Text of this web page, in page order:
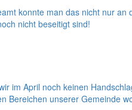
konnte man das nicht nur an
nicht beseitigt sind!
im April noch keinen
Bereichen unserer Gemeinde